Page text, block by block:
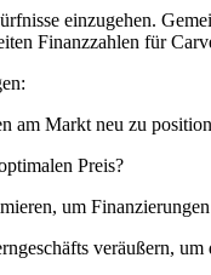
einzugehen.
Finanzzahlen für
am Markt neu zu
Preis?
um
veräußern,